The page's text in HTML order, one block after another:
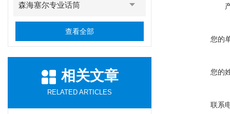
森海塞尔专业话筒
查看全部
相关文章
RELATED ARTICLES
您的
您的
联系